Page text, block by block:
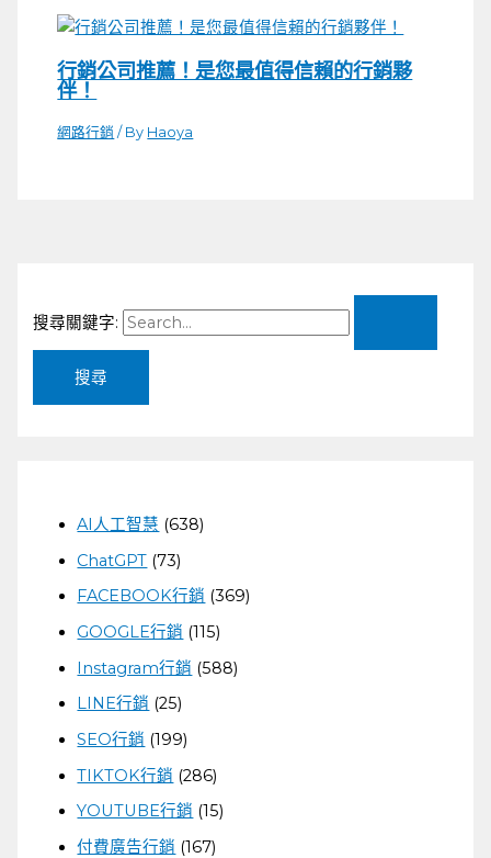
行銷公司推薦！是您最值得信賴的行銷夥
伴！
網路行銷 / By Haoya
搜尋關鍵字:
AI人工智慧 (638)
ChatGPT (73)
FACEBOOK行銷 (369)
GOOGLE行銷 (115)
Instagram行銷 (588)
LINE行銷 (25)
SEO行銷 (199)
TIKTOK行銷 (286)
YOUTUBE行銷 (15)
付費廣告行銷 (167)